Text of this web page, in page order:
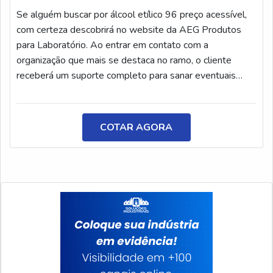
laboratórios. Os clientes encontram itens como solução
tampão ph 7 e soda cáustica 25 kg com ótima qualidade
e precisão.A empresa conta com um time de
profissionais qualificados para o serviço, além de investir
em equipamentos modernos, que se ajustam a qualquer
que tem despontado no mercado pela seriedade e
qualidade que fecha o ciclo de entrega com excelência
para seus parceiros.
Se alguém buscar por álcool etílico 96 preço acessível,
com certeza descobrirá no website da AEG Produtos
para Laboratório. Ao entrar em contato com a
organização que mais se destaca no ramo, o cliente
receberá um suporte completo para sanar eventuais
questão é álcool etílico 96 preço justo, com os
profissionais da AEG Produtos para Laboratório o
cliente encontrará ótima qualidade e comprometimento
com o resultado final.ÁLCOOL ETÍLICO 96 PREÇO
centraliza sua estratégia em oferecer aos parceiros uma
estrutura com escritório de alta qualidade onde são
realizadas as atividades e estrutura suficiente para
atender todas as demandas, tudo para se certificar que
se tenha álcool etílico 96 preço justo com proteção.Há
muitas maneiras eficientes de uma companhia
COTAR AGORA